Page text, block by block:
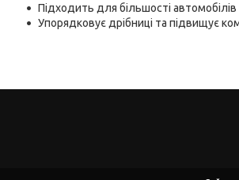
Підходить для більшості автомобілів
Упорядковує дрібниці та підвищує